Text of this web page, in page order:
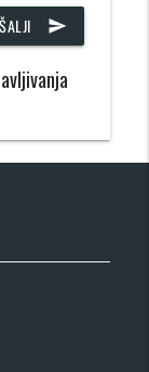
send